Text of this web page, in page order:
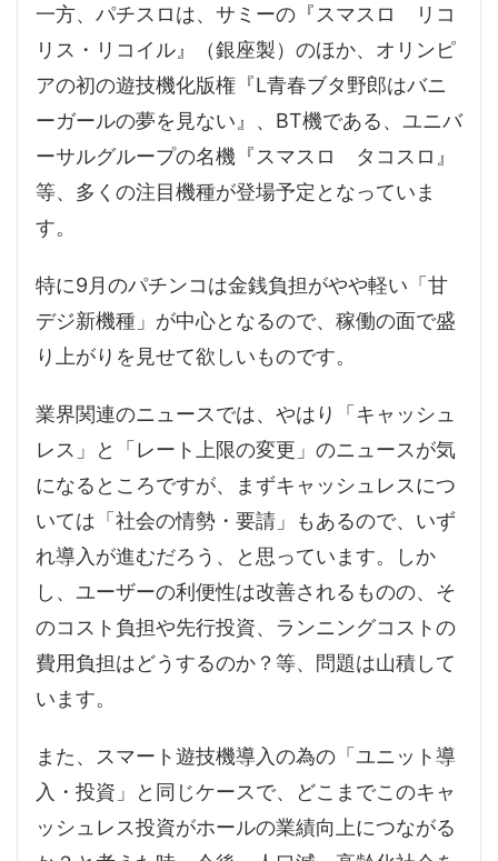
一方、パチスロは、サミーの『スマスロ リコ
リス・リコイル』（銀座製）のほか、オリンピ
アの初の遊技機化版権『L青春ブタ野郎はバニ
ーガールの夢を見ない』、BT機である、ユニバ
ーサルグループの名機『スマスロ タコスロ』
等、多くの注目機種が登場予定となっていま
す。
特に9月のパチンコは金銭負担がやや軽い「甘
デジ新機種」が中心となるので、稼働の面で盛
り上がりを見せて欲しいものです。
業界関連のニュースでは、やはり「キャッシュ
レス」と「レート上限の変更」のニュースが気
になるところですが、まずキャッシュレスにつ
いては「社会の情勢・要請」もあるので、いず
れ導入が進むだろう、と思っています。しか
し、ユーザーの利便性は改善されるものの、そ
のコスト負担や先行投資、ランニングコストの
費用負担はどうするのか？等、問題は山積して
います。
また、スマート遊技機導入の為の「ユニット導
入・投資」と同じケースで、どこまでこのキャ
ッシュレス投資がホールの業績向上につながる